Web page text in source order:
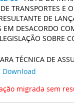
TRANSPORTES E
DE
EM DESACORDO
SOBRE
TÉCNICA DE
Download
migrada sem